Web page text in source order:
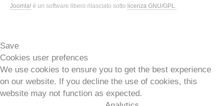
Joomla! è un software libero rilasciato sotto licenza GNU/GPL.
Save
Cookies user prefences
We use cookies to ensure you to get the best experience
on our website. If you decline the use of cookies, this
website may not function as expected.